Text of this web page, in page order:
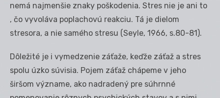
nemá najmenšie znaky poškodenia. Stres nie je ani to
, čo vyvoláva poplachovú reakciu. Tá je dielom
stresora, a nie samého stresu (Seyle, 1966, s.80-81).
Dôležité je i vymedzenie záťaže, keďže záťaž a stres
spolu úzko súvisia. Pojem záťaž chápeme v jeho
širšom význame, ako nadradený pre súhrnné